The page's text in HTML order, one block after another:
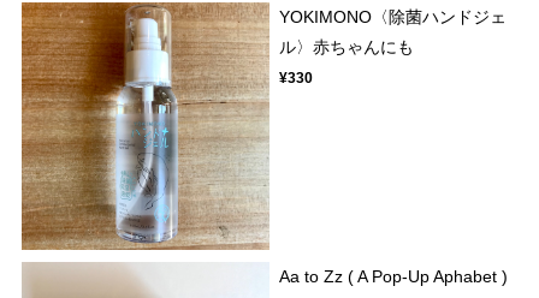
YOKIMONO〈除菌ハンドジェ
ル〉赤ちゃんにも
¥330
Aa to Zz ( A Pop-Up Aphabet )